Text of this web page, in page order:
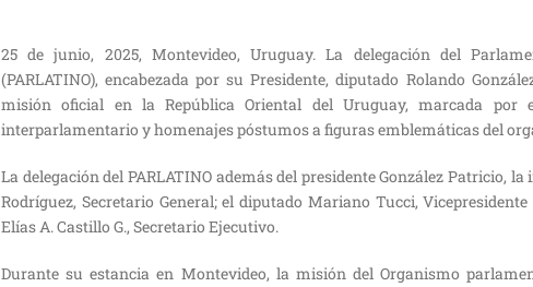
25 de junio, 2025, Montevideo, Uruguay. La delegación del
(PARLATINO), encabezada por su Presidente, diputado Rolando
misión oficial en la República Oriental del Uruguay, marcada por
interparlamentario y homenajes póstumos a figuras emblemáticas del
La delegación del PARLATINO además del presidente González Patricio,
Rodríguez, Secretario General; el diputado Mariano Tucci,
Elías A. Castillo G., Secretario Ejecutivo.
Durante su estancia en Montevideo, la misión del Organismo